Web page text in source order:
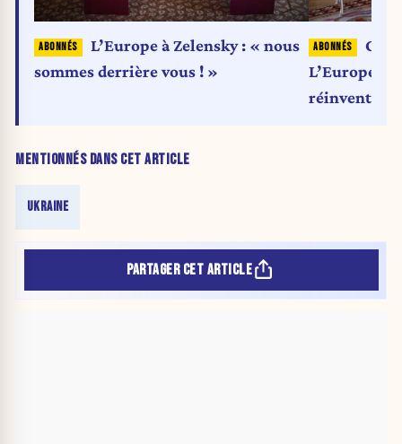
MENTIONNÉS DANS CET ARTICLE
UKRAINE
L’Europe à Zelensky : « nous
sommes derrière vous ! »
L’Europe
réinventer
PARTAGER CET ARTICLE